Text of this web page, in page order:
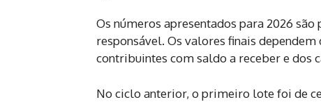
Os números apresentados para 2026
responsável. Os valores finais
contribuintes com saldo a receber e dos
No ciclo anterior, o primeiro lote foi de